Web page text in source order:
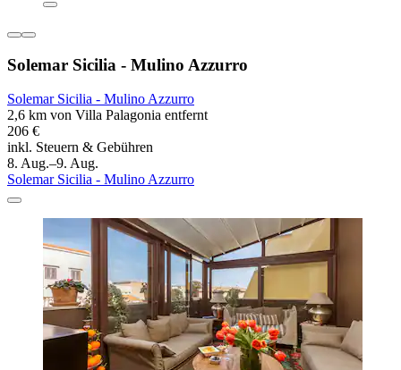
Solemar Sicilia - Mulino Azzurro
Solemar Sicilia - Mulino Azzurro
2,6 km von Villa Palagonia entfernt
206 €
inkl. Steuern & Gebühren
8. Aug.–9. Aug.
Solemar Sicilia - Mulino Azzurro